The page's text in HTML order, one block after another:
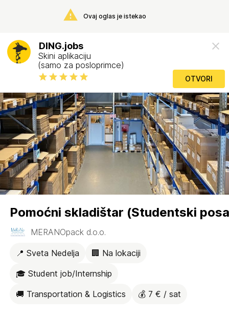
DING.jobs
Skini aplikaciju
(samo za posloprimce)
OTVORI
Ovaj oglas je istekao
📍 Sveta Nedelja
🏢 Na lokaciji
🎓 Student job/Internship
🚚 Transportation & Logistics
💰 7 € / sat
Pomoćni skladištar (Studentski
MERANOpack d.o.o.